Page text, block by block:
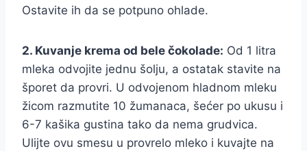
Ostavite ih da se potpuno ohlade.
2. Kuvanje krema od bele čokolade: Od 1 litra
mleka odvojite jednu šolju, a ostatak stavite na
šporet da provri. U odvojenom hladnom mleku
žicom razmutite 10 žumanaca, šećer po ukusu i
6-7 kašika gustina tako da nema grudvica.
Ulijte ovu smesu u provrelo mleko i kuvajte na